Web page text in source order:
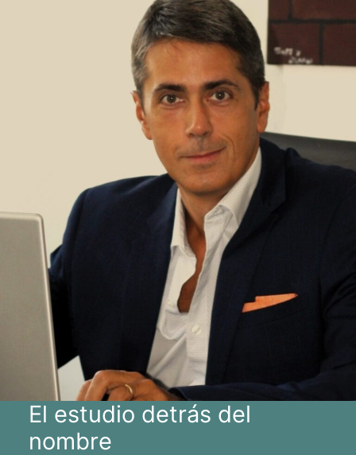
El estudio detrás del
nombre